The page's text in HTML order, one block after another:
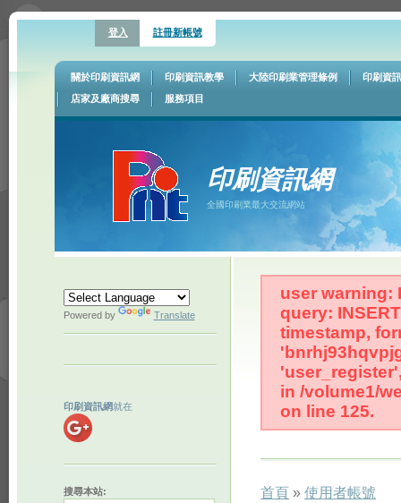
登入 註冊新帳號
關於印刷資訊網 印刷資訊教學 大陸印刷業管理條例
印刷資
店家及廠商搜尋
服務項目
印刷資訊網
全國印刷業最大交流網站
Powered by Translate
印刷資訊網就在
搜尋本站:
user warning:
query:
timestamp,
in /volume1/
on line 125.
首頁 »使用者帳號